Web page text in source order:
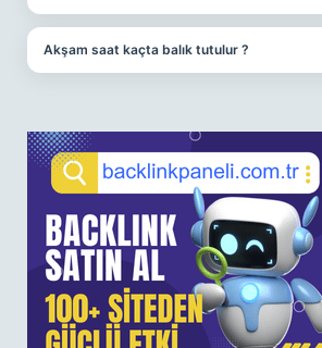
Akşam saat kaçta balık tutulur ?